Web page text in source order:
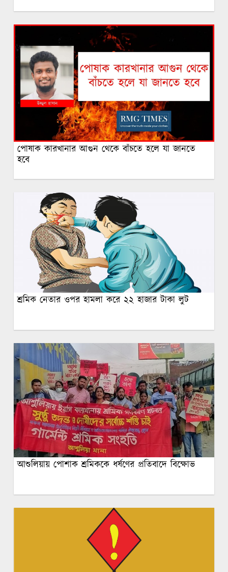
পোষাক কারখানার আগুন থেকে বাঁচতে হলে যা জানতে
হবে
শ্রমিক নেতার ওপর হামলা করে ২২ হাজার টাকা লুট
আশুলিয়ায় পোশাক শ্রমিককে ধর্ষণের প্রতিবাদে বিক্ষোভ